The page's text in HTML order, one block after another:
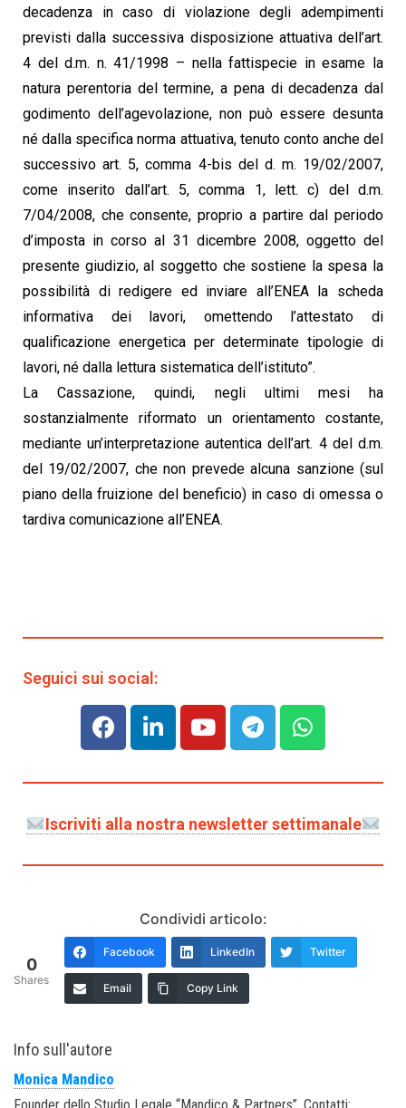
decadenza in caso di violazione degli adempimenti
previsti dalla successiva disposizione attuativa dell’art.
4 del d.m. n. 41/1998 – nella fattispecie in esame la
natura perentoria del termine, a pena di decadenza dal
godimento dell’agevolazione, non può essere desunta
né dalla specifica norma attuativa, tenuto conto anche del
successivo art. 5, comma 4-bis del d. m. 19/02/2007,
come inserito dall’art. 5, comma 1, lett. c) del d.m.
7/04/2008, che consente, proprio a partire dal periodo
d’imposta in corso al 31 dicembre 2008, oggetto del
presente giudizio, al soggetto che sostiene la spesa la
possibilità di redigere ed inviare all’ENEA la scheda
informativa dei lavori, omettendo l’attestato di
qualificazione energetica per determinate tipologie di
lavori, né dalla lettura sistematica dell’istituto”.
La Cassazione, quindi, negli ultimi mesi ha
sostanzialmente riformato un orientamento costante,
mediante un’interpretazione autentica dell’art. 4 del d.m.
del 19/02/2007, che non prevede alcuna sanzione (sul
piano della fruizione del beneficio) in caso di omessa o
tardiva comunicazione all’ENEA.
Seguici sui social:
Iscriviti alla nostra newsletter settimanale
Condividi articolo:
0
Shares
Facebook LinkedIn Twitter
Email Copy Link
Info sull'autore
Monica Mandico